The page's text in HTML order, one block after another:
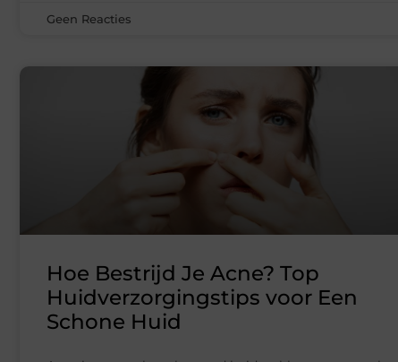
Geen Reacties
Hoe Bestrijd Je Acne? Top
Huidverzorgingstips voor Een
Schone Huid